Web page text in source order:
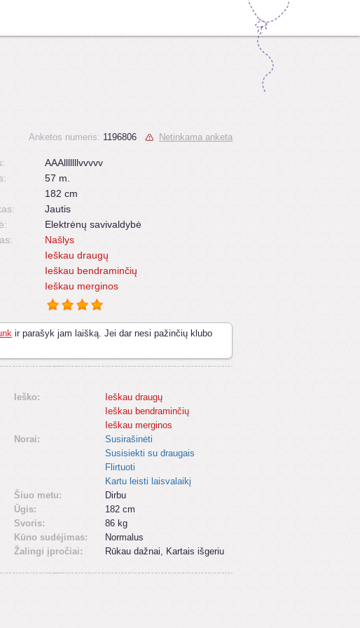
Anketos numeris: 1196806 Netinkama anketa
AAAlllllllvvvvv
57 m.
182 cm
Jautis
Elektrėnų savivaldybė
Našlys
Ieškau draugų
Ieškau bendraminčių
Ieškau merginos
ir parašyk jam laišką. Jei dar nesi pažinčių klubo
Ieško:
Ieškau draugų
Ieškau bendraminčių
Ieškau merginos
Norai:
Susirašinėti
Susisiekti su draugais
Flirtuoti
Kartu leisti laisvalaikį
Šiuo metu:
Dirbu
Ūgis:
182 cm
Svoris:
86 kg
Kūno sudėjimas:
Normalus
Žalingi įpročiai:
Rūkau dažnai, Kartais išgeriu